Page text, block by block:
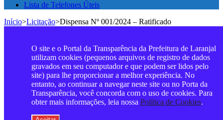
Lista de Telefones Úteis
Início>Licitação>Dispensa Nº 001/2024 – Ratificado
O site e o Portal da Transparência da Prefeitura de Laranjal
utilizam cookies (pequenos arquivos de registro de dados
gravados em seu computador e que podem ser lidos pelo
site) para lhe proporcionar a melhor experiência. No
entanto, ao continuar a navegar neste site ou no Porta da
Transparência, você concorda com o uso de cookies. Para
obter mais informações, leia nossa Política de Cookies.